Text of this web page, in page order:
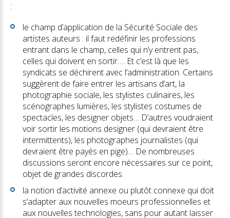
:
le champ d’application de la Sécurité Sociale des
artistes auteurs : il faut redéfinir les professions
entrant dans le champ, celles qui n’y entrent pas,
celles qui doivent en sortir…. Et c’est là que les
syndicats se déchirent avec l’administration. Certains
suggèrent de faire entrer les artisans d’art, la
photographie sociale, les stylistes culinaires, les
scénographes lumières, les stylistes costumes de
spectacles, les designer objets… D’autres voudraient
voir sortir les motions designer (qui devraient être
intermittents), les photographes journalistes (qui
devraient être payés en pige)… De nombreuses
discussions seront encore nécessaires sur ce point,
objet de grandes discordes.
la notion d’activité annexe ou plutôt connexe qui doit
s’adapter aux nouvelles moeurs professionnelles et
aux nouvelles technologies, sans pour autant laisser